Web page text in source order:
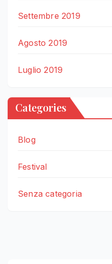
Settembre 2019
Agosto 2019
Luglio 2019
Categories
Blog
Festival
Senza categoria